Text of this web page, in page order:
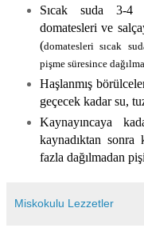
Sıcak suda 3-4
domatesleri ve
(domatesleri sıcak
pişme süresince
Haşlanmış
geçecek kadar su,
Kaynayıncaya
kaynadıktan sonra
fazla dağılmadan
Miskokulu Lezzetler